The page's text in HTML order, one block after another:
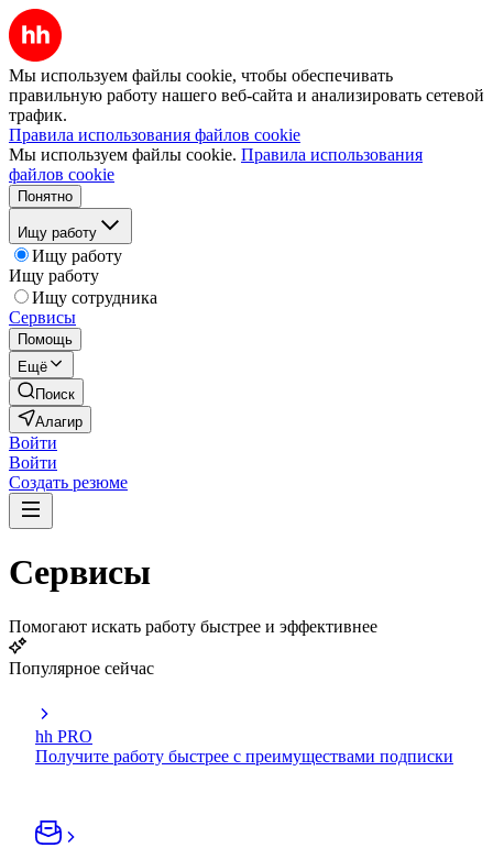
Мы используем файлы cookie, чтобы обеспечивать
правильную работу нашего веб-сайта и анализировать сетевой
трафик.
Правила использования файлов cookie
Мы используем файлы cookie. Правила использования
файлов cookie
Понятно
Ищу работу
Ищу работу
Ищу работу
Ищу сотрудника
Сервисы
Помощь
Ещё
Поиск
Алагир
Войти
Войти
Создать резюме
Сервисы
Помогают искать работу быстрее и эффективнее
Популярное сейчас
hh PRO
Получите работу быстрее с преимуществами подписки